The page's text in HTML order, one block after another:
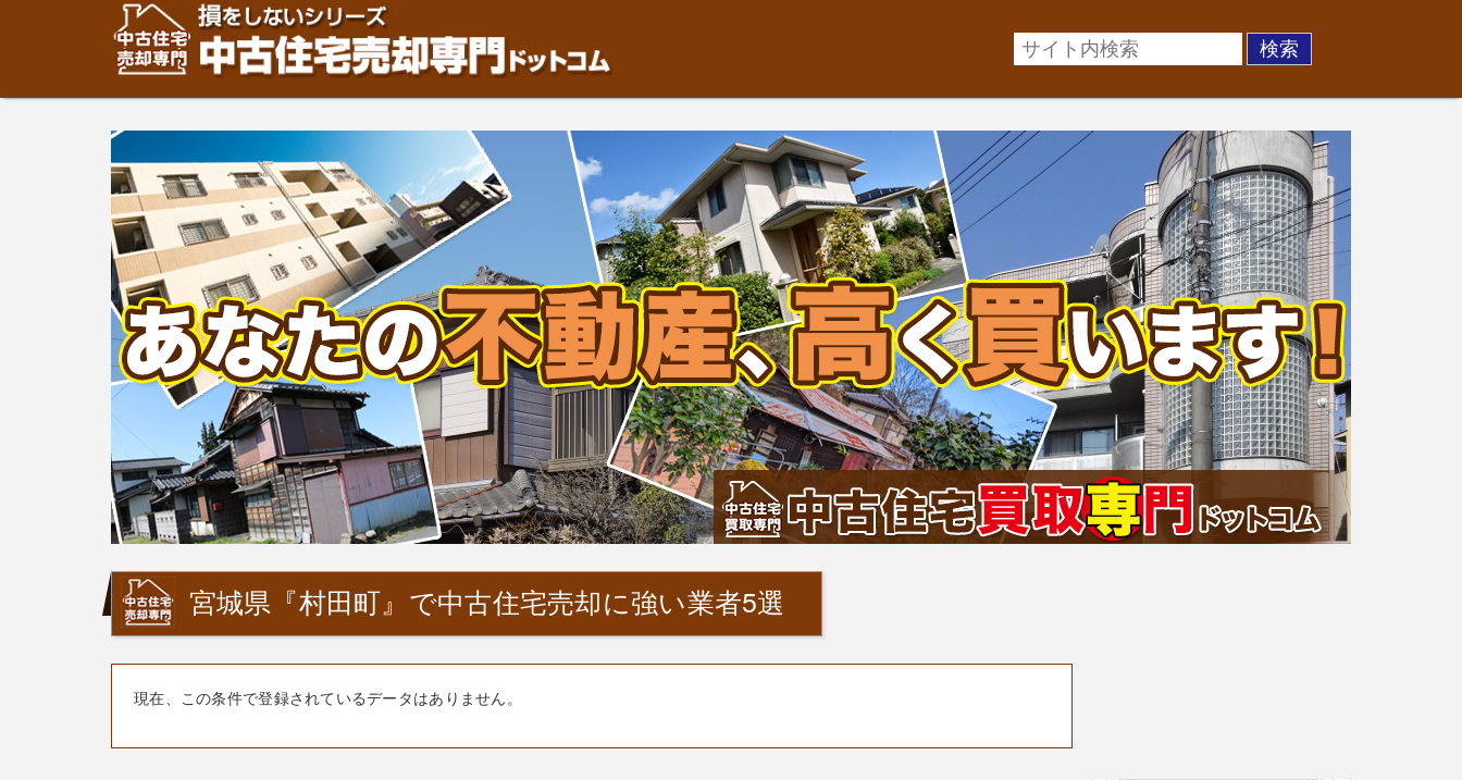
住宅・建物の「売却」は「個人」の方々が、「買取」は不動産や開発等の「業者」が物件を買います。一般的に「売却」は時間はかかるが相場に準じた売却金額、「買取」は短期ではあるが相場より
安めの売却金額と言われています。住宅・建物の売却をご検討中の方はお気軽にご相談ください。中古住宅、相続不動産など、不動産売却のお悩みを全国の専門家が解決致します！
宮城県『村田町』で中古住宅売却に強い業者5選
現在、この条件で登録されているデータはありません。